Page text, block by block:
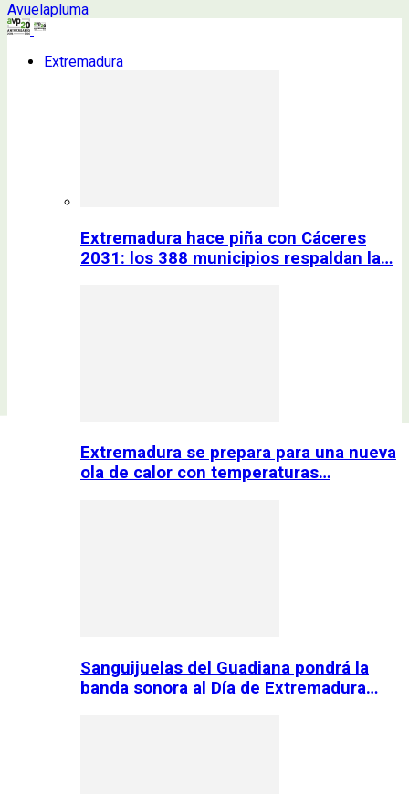
Avuelapluma
Extremadura
Extremadura hace piña con Cáceres
2031: los 388 municipios respaldan la…
Extremadura se prepara para una nueva
ola de calor con temperaturas…
Sanguijuelas del Guadiana pondrá la
banda sonora al Día de Extremadura…